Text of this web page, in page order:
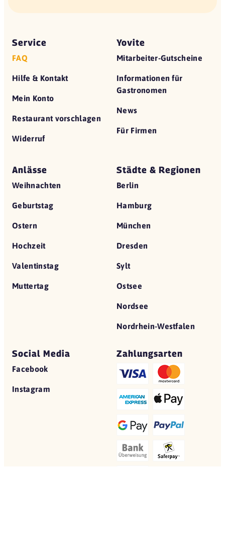
Service
FAQ
Hilfe & Kontakt
Mein Konto
Restaurant vorschlagen
Widerruf
Yovite
Mitarbeiter-Gutscheine
Informationen für
Gastronomen
News
Für Firmen
Anlässe
Weihnachten
Geburtstag
Ostern
Hochzeit
Valentinstag
Muttertag
Städte & Regionen
Berlin
Hamburg
München
Dresden
Sylt
Ostsee
Nordsee
Nordrhein-Westfalen
Social Media
Facebook
Instagram
Zahlungsarten